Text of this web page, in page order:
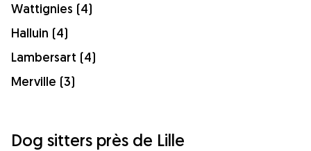
Wattignies (4)
Halluin (4)
Lambersart (4)
Merville (3)
Dog sitters près de Lille